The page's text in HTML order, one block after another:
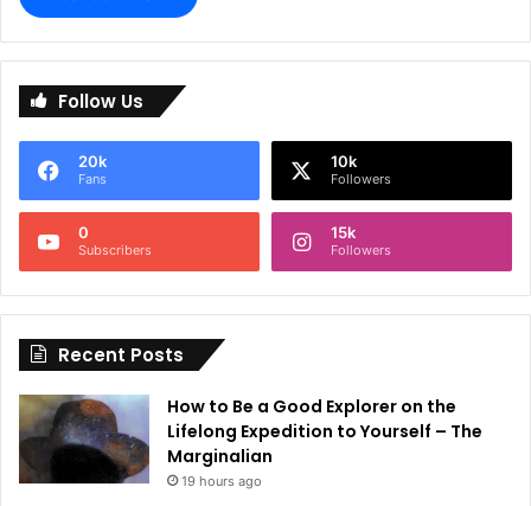
e
n
i
e
:
Follow Us
20k
Fans
10k
Followers
0
Subscribers
15k
Followers
Recent Posts
How to Be a Good Explorer on the
Lifelong Expedition to Yourself – The
Marginalian
19 hours ago